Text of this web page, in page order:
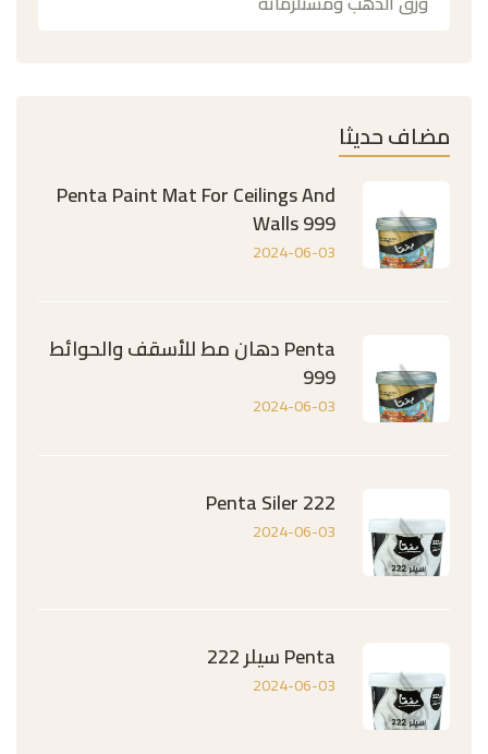
مضاف حديثا
Penta Paint Mat For Ceilings And
Walls 999
2024-06-03
Penta دهان مط للأسقف والحوائط
999
2024-06-03
Penta Siler 222
2024-06-03
Penta سيلر 222
2024-06-03